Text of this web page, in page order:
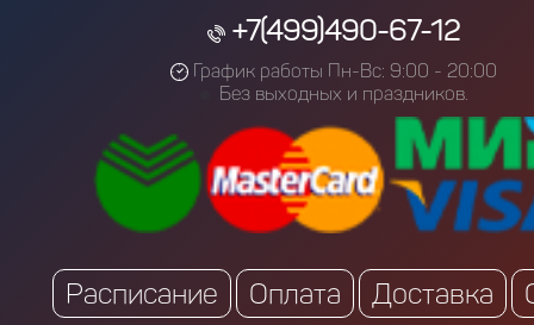
+7(499)490-67-12
График работы Пн-Вс: 9:00 - 20:00
Без выходных и праздников.
Расписание Оплата Доставка